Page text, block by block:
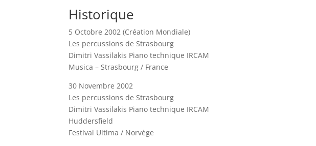
Historique
5 Octobre 2002 (Création Mondiale)
Les percussions de Strasbourg
Dimitri Vassilakis Piano technique IRCAM
Musica – Strasbourg / France
30 Novembre 2002
Les percussions de Strasbourg
Dimitri Vassilakis Piano technique IRCAM
Huddersfield
Festival Ultima / Norvège